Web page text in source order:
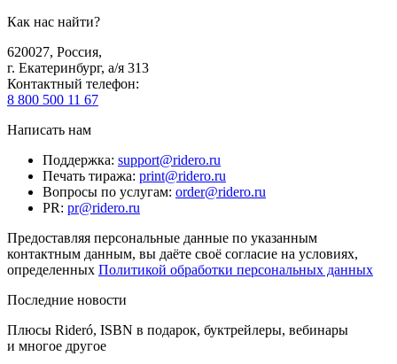
Как нас найти?
620027, Россия,
г. Екатеринбург, а/я 313
Контактный телефон:
8 800 500 11 67
Написать нам
Поддержка: support@ridero.ru
Печать тиража: print@ridero.ru
Вопросы по услугам: order@ridero.ru
PR: pr@ridero.ru
Предоставляя персональные данные по указанным
контактным данным, вы даёте своё согласие на условиях,
определенных Политикой обработки персональных данных
Последние новости
Плюсы Rideró, ISBN в подарок, буктрейлеры, вебинары
и многое другое